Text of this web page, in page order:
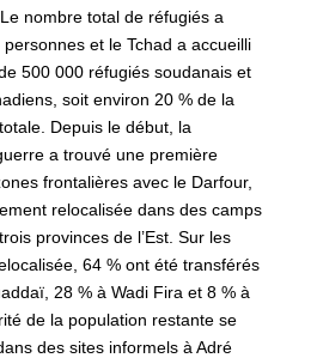
nombre total de réfugiés a
et le Tchad a accueilli
500 000 réfugiés soudanais et
soit environ 20 % de la
Depuis le début, la
a trouvé une première
frontalières avec le Darfour,
relocalisée dans des camps
provinces de l’Est. Sur les
64 % ont été transférés
28 % à Wadi Fira et 8 % à
de la population restante se
des sites informels à Adré